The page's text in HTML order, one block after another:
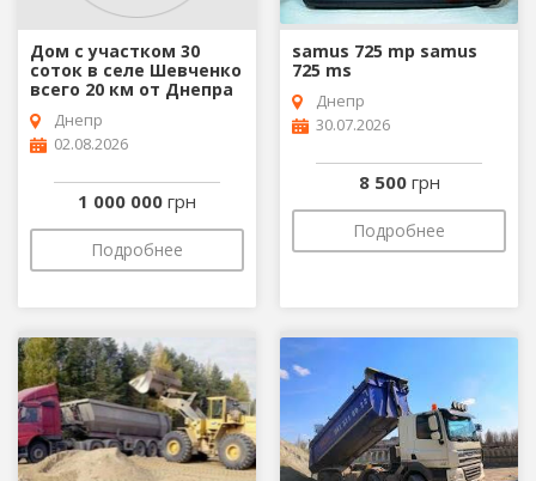
Дом с участком 30
соток в селе Шевченко
всего 20 км от Днепра
Днепр
02.08.2026
1 000 000 грн
Подробнее
samus 725 mp samus
725 ms
Днепр
30.07.2026
8 500 грн
Подробнее